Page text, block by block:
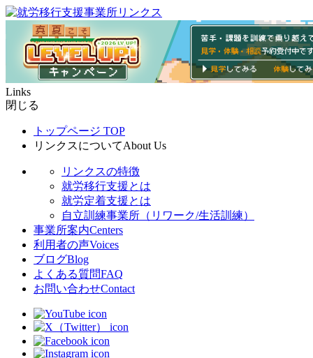
Links
閉じる
トップページ TOP
リンクスについてAbout Us
リンクスの特徴
就労移行支援とは
就労定着支援とは
自立訓練事業所（リワーク/生活訓練）
事業所案内Centers
利用者の声Voices
ブログBlog
よくある質問FAQ
お問い合わせContact